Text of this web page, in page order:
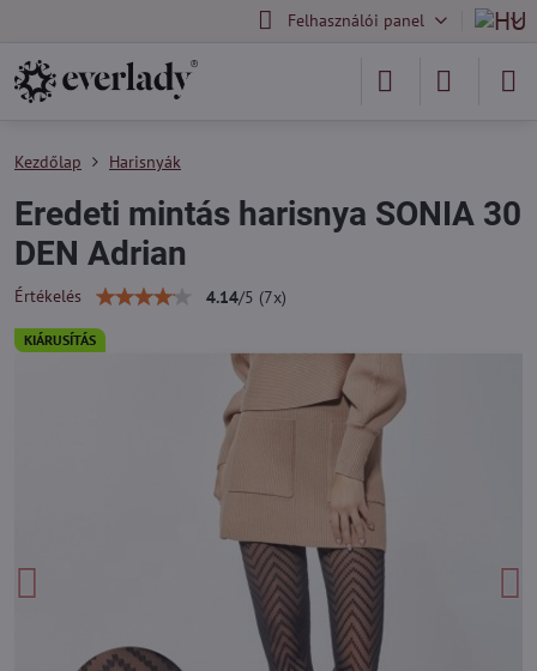
Felhasználói panel
KIÁRUSÍTÁS
Kezdőlap Harisnyák
Eredeti mintás harisnya SONIA 30
DEN Adrian
Értékelés 4.14/5 (7x)